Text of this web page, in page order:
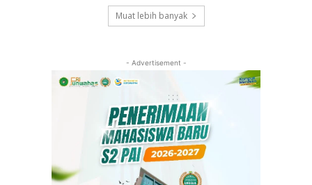
Muat lebih banyak
- Advertisement -